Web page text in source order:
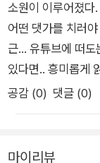
소원이 이루어졌다
어떤 댓가를 치러
근... 유튜브에 떠도
있다면.. 흥미롭게
공감 (0) 댓글 (0)
마이리뷰